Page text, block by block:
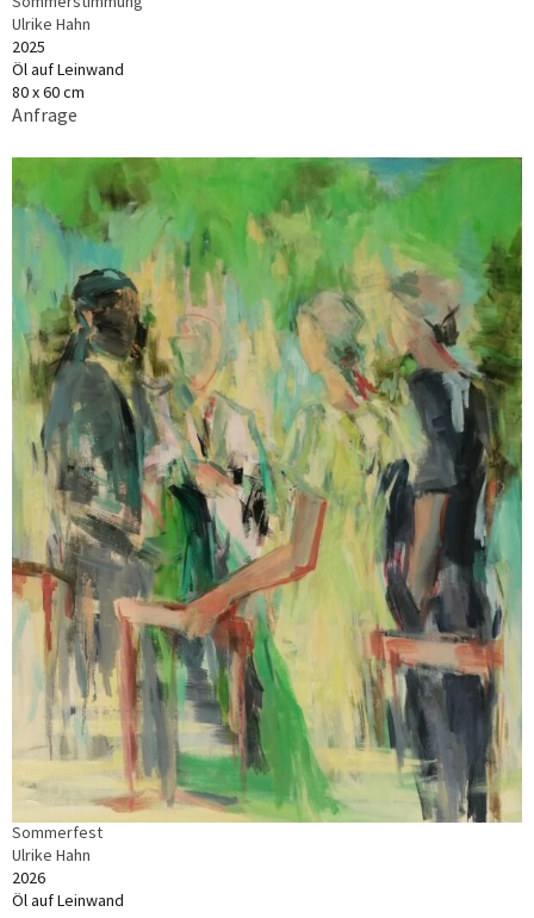
Ulrike Hahn
2025
Öl auf Leinwand
80 x 60 cm
Anfrage
Sommerfest
Ulrike Hahn
2026
Öl auf Leinwand